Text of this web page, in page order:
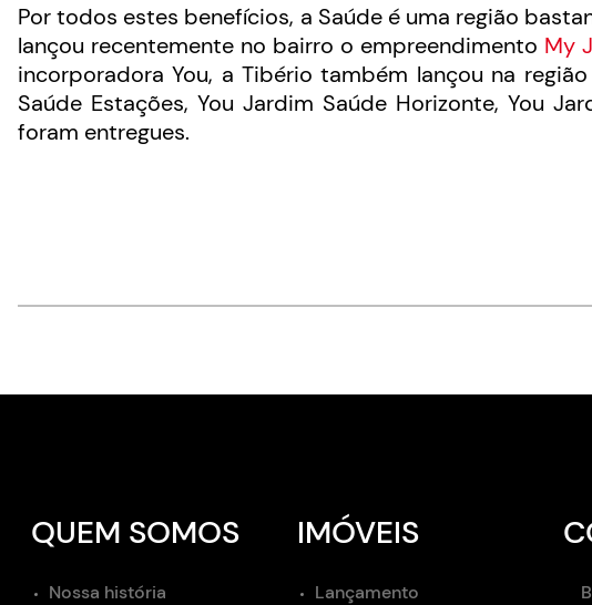
Por todos estes benefícios, a Saúde é uma região
lançou recentemente no bairro o empreendimento My
incorporadora You, a Tibério também lançou na
Saúde Estações, You Jardim Saúde Horizonte, You
foram entregues.
QUEM SOMOS
Nossa história
IMÓVEIS
Lançamento